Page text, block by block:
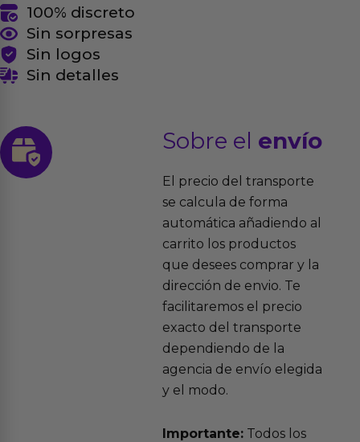
100% discreto
Sin sorpresas
Sin logos
Sin detalles
Sobre el envío
El precio del transporte
se calcula de forma
automática añadiendo al
carrito los productos
que desees comprar y la
dirección de envio. Te
facilitaremos el precio
exacto del transporte
dependiendo de la
agencia de envío elegida
y el modo.
Importante:Todos los